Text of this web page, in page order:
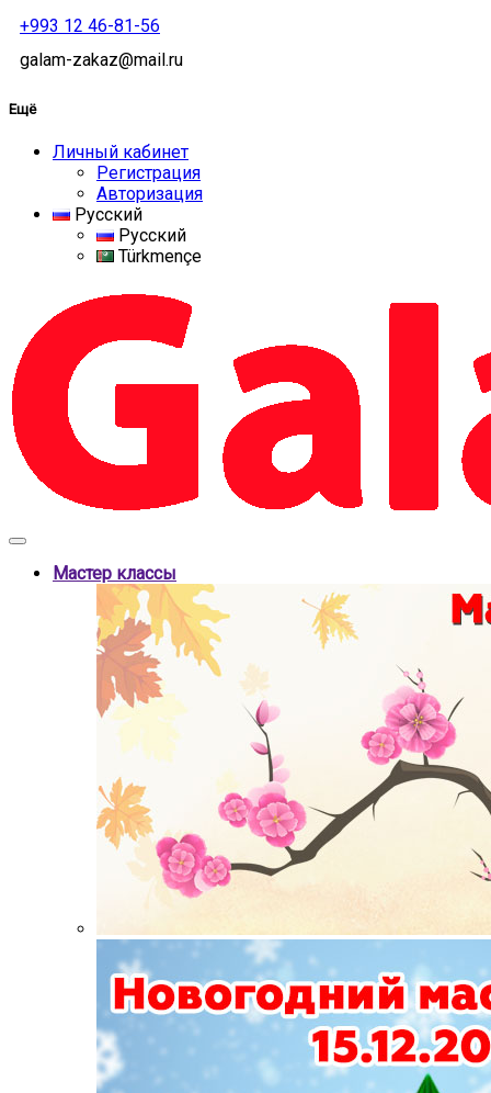
+993 12 46-81-56
galam-zakaz@mail.ru
Ещё
Личный кабинет
Регистрация
Авторизация
Русский
Русский
Türkmençe
Мастер классы